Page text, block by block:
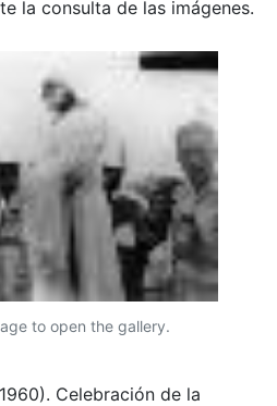
la consulta de las imágenes.
to open the gallery.
Celebración de la